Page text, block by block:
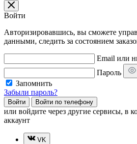
Войти
Авторизировавшись, вы сможете
данными, следить за состоянием
Email или
Пароль
Запомнить
Забыли пароль?
Войти Войти по телефону
или войдите через другие сервисы, в
аккаунт
VK